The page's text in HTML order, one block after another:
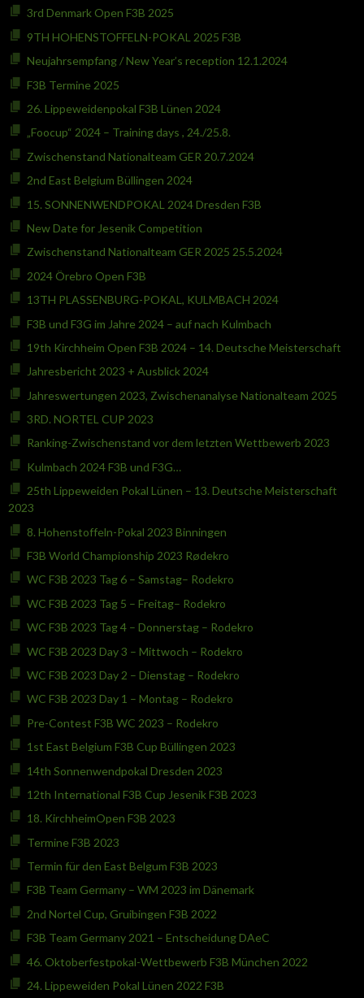
3rd Denmark Open F3B 2025
9TH HOHENSTOFFELN-POKAL 2025 F3B
Neujahrsempfang / New Year’s reception 12.1.2024
F3B Termine 2025
26. Lippeweidenpokal F3B Lünen 2024
„Foocup“ 2024 – Training days , 24./25.8.
Zwischenstand Nationalteam GER 20.7.2024
2nd East Belgium Büllingen 2024
15. SONNENWENDPOKAL 2024 Dresden F3B
New Date for Jesenik Competition
Zwischenstand Nationalteam GER 2025 25.5.2024
2024 Örebro Open F3B
13TH PLASSENBURG-POKAL, KULMBACH 2024
F3B und F3G im Jahre 2024 – auf nach Kulmbach
19th Kirchheim Open F3B 2024 – 14. Deutsche Meisterschaft
Jahresbericht 2023 + Ausblick 2024
Jahreswertungen 2023, Zwischenanalyse Nationalteam 2025
3RD. NORTEL CUP 2023
Ranking-Zwischenstand vor dem letzten Wettbewerb 2023
Kulmbach 2024 F3B und F3G…
25th Lippeweiden Pokal Lünen – 13. Deutsche Meisterschaft
2023
8. Hohenstoffeln-Pokal 2023 Binningen
F3B World Championship 2023 Rødekro
WC F3B 2023 Tag 6 – Samstag– Rodekro
WC F3B 2023 Tag 5 – Freitag– Rodekro
WC F3B 2023 Tag 4 – Donnerstag – Rodekro
WC F3B 2023 Day 3 – Mittwoch – Rodekro
WC F3B 2023 Day 2 – Dienstag – Rodekro
WC F3B 2023 Day 1 – Montag – Rodekro
Pre-Contest F3B WC 2023 – Rodekro
1st East Belgium F3B Cup Büllingen 2023
14th Sonnenwendpokal Dresden 2023
12th International F3B Cup Jesenik F3B 2023
18. KirchheimOpen F3B 2023
Termine F3B 2023
Termin für den East Belgum F3B 2023
F3B Team Germany – WM 2023 im Dänemark
2nd Nortel Cup, Gruibingen F3B 2022
F3B Team Germany 2021 – Entscheidung DAeC
46. Oktoberfestpokal-Wettbewerb F3B München 2022
24. Lippeweiden Pokal Lünen 2022 F3B